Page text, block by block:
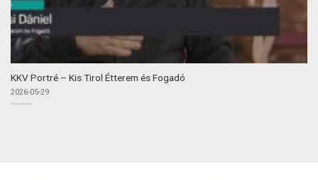
KKV Portré – Kis Tirol Étterem és Fogadó
2026-05-29